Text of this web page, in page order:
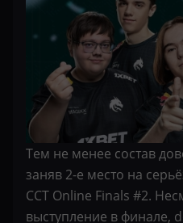
Тем не менее состав
заняв 2-е место на
CCT Online Finals #2.
выступление в финале,